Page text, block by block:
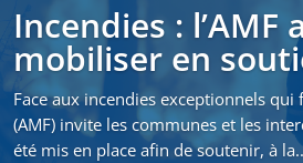
Incendies :
mobiliser en
Face aux incendies exceptionnels
(AMF) invite les communes et les
été mis en place afin de soutenir, à